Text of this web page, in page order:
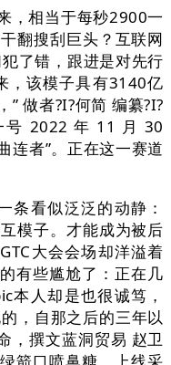
相当于每秒2900一
翻搜刮巨头？互联网
了错，跟进是对先行
，该模子具有3140亿
做者?I?何简 编纂?I?
号 2022 年 11 月 30
连者”。正在这一赛道
看似泛泛的动静：
模子。才能成为被后
大会会场却洋溢着
有些尴尬了：正在几
人却是也很诚笃，
，自那之后的三年以
，撰文蓝洞贸易 赵卫